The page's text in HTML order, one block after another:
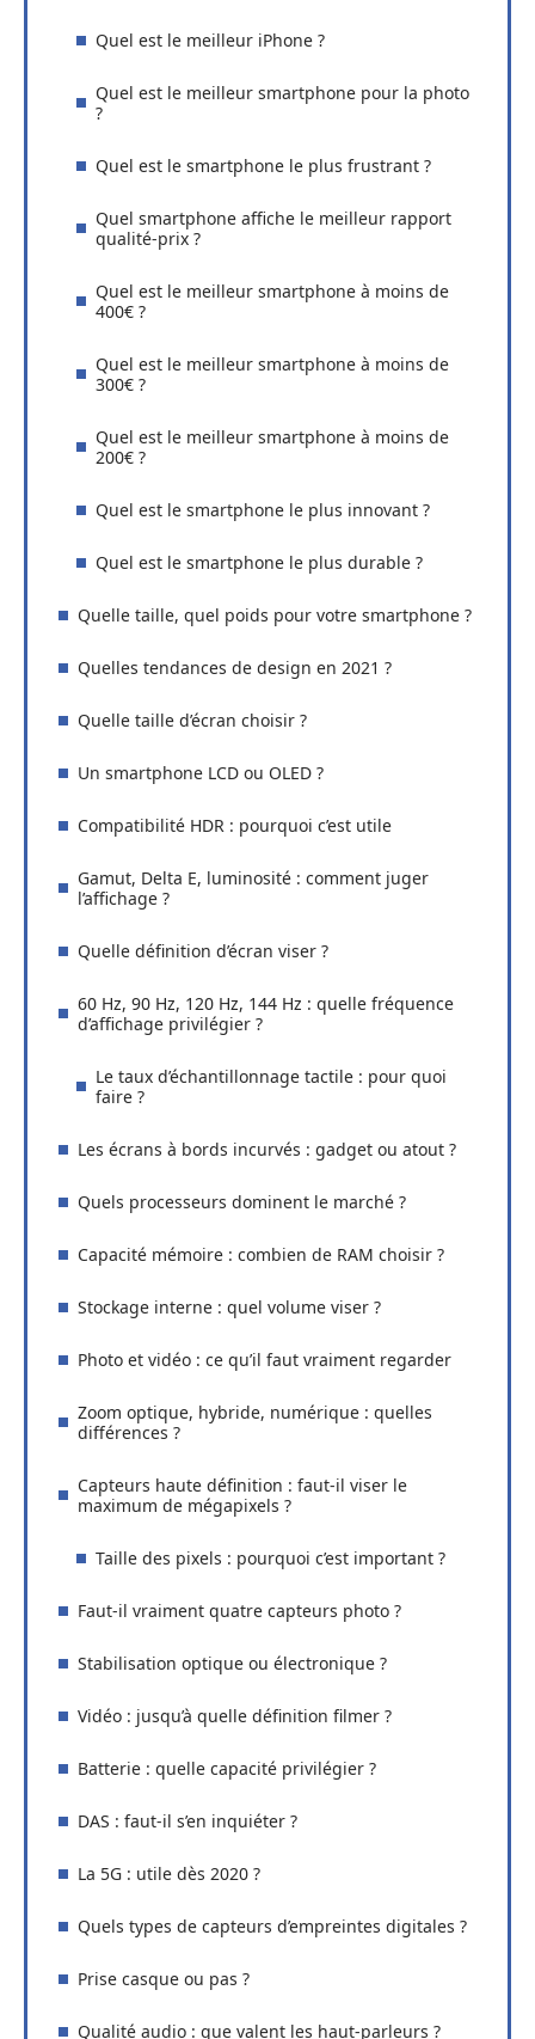
Quel est le meilleur iPhone ?
Quel est le meilleur smartphone pour la photo
?
Quel est le smartphone le plus frustrant ?
Quel smartphone affiche le meilleur rapport
qualité-prix ?
Quel est le meilleur smartphone à moins de
400€ ?
Quel est le meilleur smartphone à moins de
300€ ?
Quel est le meilleur smartphone à moins de
200€ ?
Quel est le smartphone le plus innovant ?
Quel est le smartphone le plus durable ?
Quelle taille, quel poids pour votre smartphone ?
Quelles tendances de design en 2021 ?
Quelle taille d’écran choisir ?
Un smartphone LCD ou OLED ?
Compatibilité HDR : pourquoi c’est utile
Gamut, Delta E, luminosité : comment juger
l’affichage ?
Quelle définition d’écran viser ?
60 Hz, 90 Hz, 120 Hz, 144 Hz : quelle fréquence
d’affichage privilégier ?
Le taux d’échantillonnage tactile : pour quoi
faire ?
Les écrans à bords incurvés : gadget ou atout ?
Quels processeurs dominent le marché ?
Capacité mémoire : combien de RAM choisir ?
Stockage interne : quel volume viser ?
Photo et vidéo : ce qu’il faut vraiment regarder
Zoom optique, hybride, numérique : quelles
différences ?
Capteurs haute définition : faut-il viser le
maximum de mégapixels ?
Taille des pixels : pourquoi c’est important ?
Faut-il vraiment quatre capteurs photo ?
Stabilisation optique ou électronique ?
Vidéo : jusqu’à quelle définition filmer ?
Batterie : quelle capacité privilégier ?
DAS : faut-il s’en inquiéter ?
La 5G : utile dès 2020 ?
Quels types de capteurs d’empreintes digitales ?
Prise casque ou pas ?
Qualité audio : que valent les haut-parleurs ?